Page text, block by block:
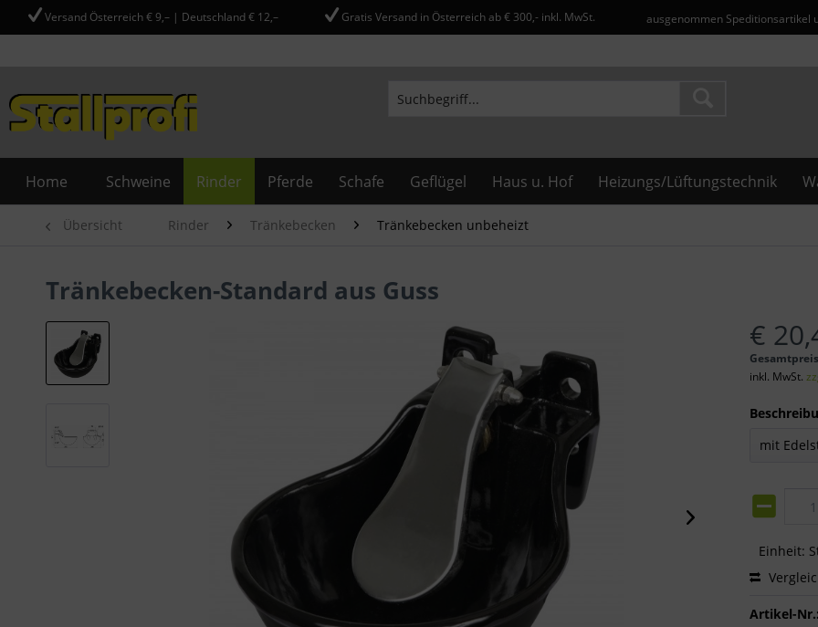
Versand Österreich € 9,– | Deutschland € 12,– Gratis Versand in Österreich ab € 300,- inkl. MwSt. ausgenommen Speditionsartikel
Home Schweine Rinder Pferde Schafe Geflügel Haus u. Hof Heizungs/Lüftungstechnik
Übersicht Rinder Tränkebecken Tränkebecken unbeheizt
Tränkebecken-Standard aus Guss
€
inkl. MwSt.
Einheit:
Artikel-Nr.: